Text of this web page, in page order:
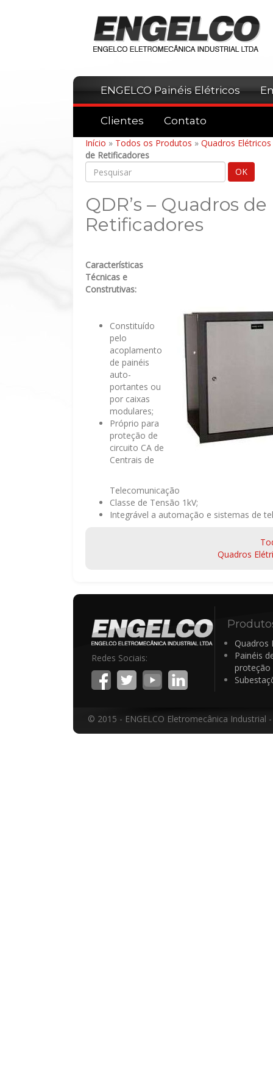
ENGELCO Painéis Elétricos
Clientes Contato
Início » Todos os Produtos » Quadros
de Retificadores
QDR’s – Quadros
Retificadores
Características
Técnicas e
Construtivas:
Constituído
pelo
acoplamento
de painéis
auto-
portantes ou
por caixas
modulares;
Próprio para
proteção de
circuito CA de
Centrais de
Telecomunicação
Classe de Tensão 1kV;
Integrável a automação e sistemas de
Quadros
Redes Sociais:
Quadros
Painéis
proteção
© 2015 - ENGELCO Eletromecânica